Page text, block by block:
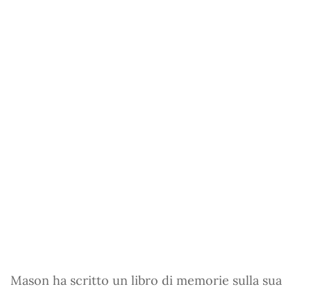
Mason ha scritto un libro di memorie sulla sua